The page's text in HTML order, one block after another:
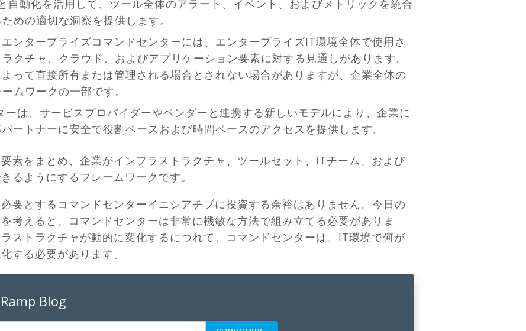
自動化を活用して、ツール全体のアラート、イベント、およびメトリックを統合
めの適切な洞察を提供します。
エンタープライズコマンドセンターには、エンタープライズIT環境全体で使用さ
クチャ、クラウド、およびアプリケーション要素に対する見通しがあります。
って直接所有または管理される場合とされない場合がありますが、企業全体の
ムワークの一部です。
ーは、サービスプロバイダーやベンダーと連携する新しいモデルにより、企業に
ートナーに安全で役割ベースおよび時間ベースのアクセスを提供します。
素をまとめ、企業がインフラストラクチャ、ツールセット、ITチーム、および
るようにするフレームワークです。
要とするコマンドセンターイニシアチブに投資する余裕はありません。今日の
考えると、コマンドセンターは非常に機敏な方法で組み立てる必要がありま
ストラクチャが動的に変化するにつれて、コマンドセンターは、IT環境で何が
する必要があります。
Blog